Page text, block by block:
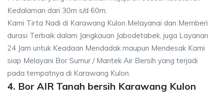
Kedalaman dari 30m s/d 60m.
Kami Tirta Nadi di Karawang Kulon Melayanai dan Memberi
durasi Terbaik dalam Jangkauan Jabodetabek, juga Layanan
24 Jam untuk Keadaan Mendadak maupun Mendesak Kami
siap Melayani Bor Sumur / Mantek Air Bersih yang terjadi
pada tempatnya di Karawang Kulon.
4. Bor AIR Tanah bersih Karawang Kulon